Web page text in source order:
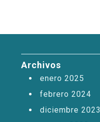
Archivos
enero 2025
febrero 2024
diciembre 2023